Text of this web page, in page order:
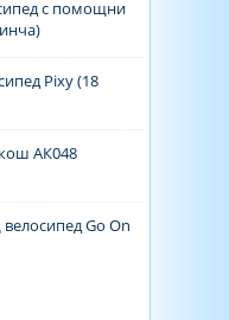
с помощни
Pixy (18
АК048
Go On